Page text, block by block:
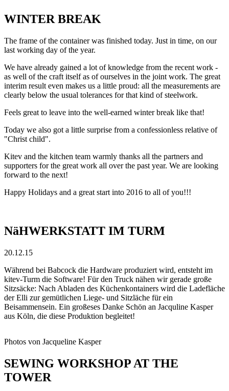
WINTER BREAK
The frame of the container was finished today. Just in time, on our
last working day of the year.
We have already gained a lot of knowledge from the recent work -
as well of the craft itself as of ourselves in the joint work. The great
interim result even makes us a little proud: all the measurements are
clearly below the usual tolerances for that kind of steelwork.
Feels great to leave into the well-earned winter break like that!
Today we also got a little surprise from a confessionless relative of
"Christ child".
Kitev and the kitchen team warmly thanks all the partners and
supporters for the great work all over the past year. We are looking
forward to the next!
Happy Holidays and a great start into 2016 to all of you!!!
NäHWERKSTATT IM TURM
20.12.15
Während bei Babcock die Hardware produziert wird, entsteht im
kitev-Turm die Software! Für den Truck nähen wir gerade große
Sitzsäcke: Nach Abladen des Küchenkontainers wird die Ladefläche
der Elli zur gemütlichen Liege- und Sitzläche für ein
Beisammensein. Ein großeses Danke Schön an Jacquline Kasper
aus Köln, die diese Produktion begleitet!
Photos von Jacqueline Kasper
SEWING WORKSHOP AT THE
TOWER